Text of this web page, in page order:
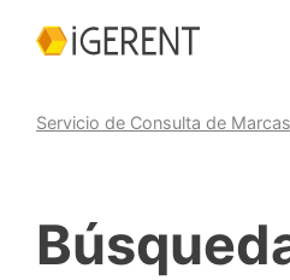
Servicio de Consulta de